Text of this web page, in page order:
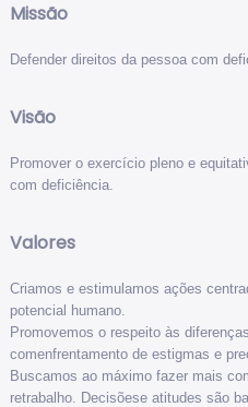
Missão
Defender direitos da pessoa com
Visão
Promover o exercício pleno e
com deficiência.
Valores
Criamos e estimulamos ações
potencial humano.
Promovemos o respeito às
comenfrentamento de estigmas e
Buscamos ao máximo fazer mais
retrabalho. Decisõese atitudes são